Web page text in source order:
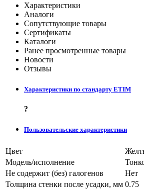
Характеристики
Аналоги
Сопутствующие товары
Сертификаты
Каталоги
Ранее просмотренные товары
Новости
Отзывы
Характеристики по стандарту ETIM
?
Пользовательские характеристики
Цвет
Модель/исполнение
Не содержит (без) галогенов
Нет
Толщина стенки после усадки, мм 0.75